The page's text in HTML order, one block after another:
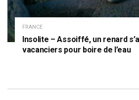
FRANCE
Insolite – Assoiffé, un renard
vacanciers pour boire de l’eau